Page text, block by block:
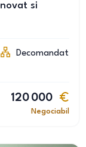
si
Decomandat
120 000
Negociabil